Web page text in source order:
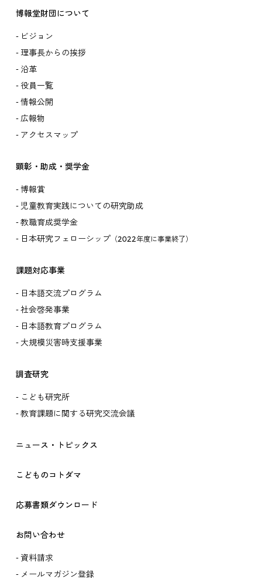
博報堂財団について
ビジョン
理事長からの挨拶
沿革
役員一覧
情報公開
広報物
アクセスマップ
顕彰・助成・奨学金
博報賞
児童教育実践についての研究助成
教職育成奨学金
日本研究フェローシップ（2022年度に事業終了）
課題対応事業
日本語交流プログラム
社会啓発事業
日本語教育プログラム
大規模災害時支援事業
調査研究
こども研究所
教育課題に関する研究交流会議
ニュース・トピックス
こどものコトダマ
応募書類ダウンロード
お問い合わせ
資料請求
メールマガジン登録